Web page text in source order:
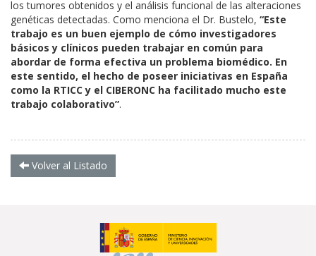
los tumores obtenidos y el análisis funcional de las alteraciones
genéticas detectadas. Como menciona el Dr. Bustelo, “Este
trabajo es un buen ejemplo de cómo investigadores
básicos y clínicos pueden trabajar en común para
abordar de forma efectiva un problema biomédico. En
este sentido, el hecho de poseer iniciativas en España
como la RTICC y el CIBERONC ha facilitado mucho este
trabajo colaborativo”.
Volver al Listado